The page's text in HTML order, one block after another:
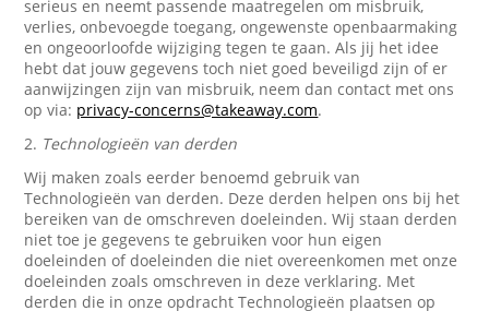
serieus en neemt passende maatregelen om misbruik,
verlies, onbevoegde toegang, ongewenste openbaarmaking
en ongeoorloofde wijziging tegen te gaan. Als jij het idee
hebt dat jouw gegevens toch niet goed beveiligd zijn of er
aanwijzingen zijn van misbruik, neem dan contact met ons
op via: privacy-concerns@takeaway.com.
2. Technologieën van derden
Wij maken zoals eerder benoemd gebruik van
Technologieën van derden. Deze derden helpen ons bij het
bereiken van de omschreven doeleinden. Wij staan derden
niet toe je gegevens te gebruiken voor hun eigen
doeleinden of doeleinden die niet overeenkomen met onze
doeleinden zoals omschreven in deze verklaring. Met
derden die in onze opdracht Technologieën plaatsen op